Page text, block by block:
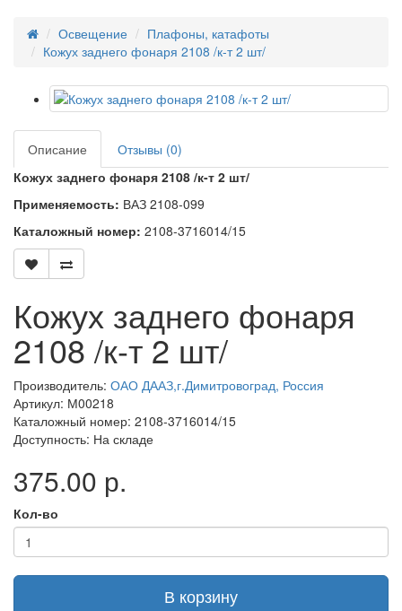
Освещение
Плафоны, катафоты
Кожух заднего фонаря 2108 /к-т 2 шт/
Описание
Отзывы (0)
Кожух заднего фонаря 2108 /к-т 2 шт/
Применяемость: ВАЗ 2108-099
Каталожный номер: 2108-3716014/15
Кожух заднего фонаря
2108 /к-т 2 шт/
Производитель: ОАО ДААЗ,г.Димитровоград, Россия
Артикул: М00218
Каталожный номер: 2108-3716014/15
Доступность: На складе
375.00 р.
Кол-во
В корзину